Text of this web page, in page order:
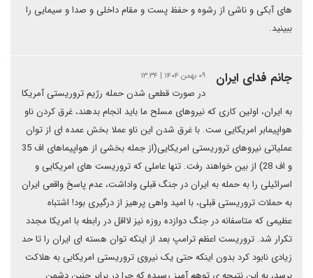
های آبکی و ناشی از رشوه و حفظ پست و مقام داخلی و صدا و سیمایی را
ببینید.
جانم فدای ایران ۰۹ بهمن ۱۴۰۴ | ۱۳:۳۴
در صورت قطعی شدن حمله رژیم تروریستی آمریکا
به ایران، اولین کاری که نیروهای مسلح ما باید انجام بدهند، غرق کردن ناو
هواپیمابر امریکایی ست. با غرق شدن این ناو عملا بخش عمده ای از توان
عملیاتی نیروهای تروریستی امریکایی(از جمله بخشی از هواپیماهای اف 35
و اف 28) از بین خواهند رفت. تنها عاملی که تروریست های امریکایی و
اسرائیلی را به حمله به ایران در جنگ قبلی واداشت، عدم پاسخ واقعی ایران
به حملات تروریستی قبلی، با امید واهی پرهیز از درگیری بود! اشتباه
عظیمی که متاسفانه در جنگ دوازده روزه نیز لااقل در رابطه با امریکا مجدد
تکرار شد. تروریست اعظم ترامپ بعد از اینکه توان هسته ای ایران را تا حد
زیادی نابود کرد بدون اینکه حتی یک نیروی تروریستی امریکابی به هلاکت